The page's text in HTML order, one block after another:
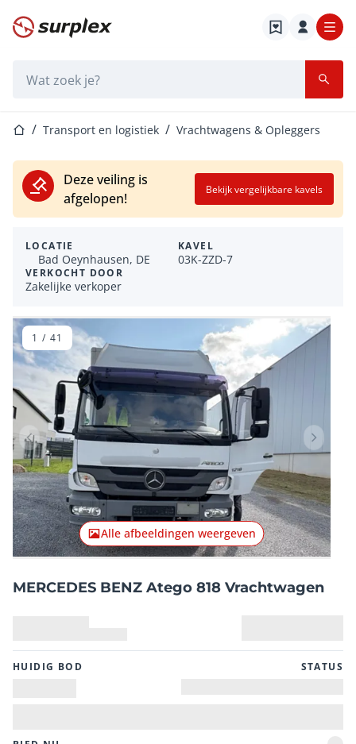
Startpagina
StartpaginaTransport en logistiek Vrachtwagens & Opleggers
Deze veiling is
afgelopen!
Bekijk vergelijkbare kavels
LOCATIE
Bad Oeynhausen, DE
VERKOCHT DOOR
Zakelijke verkoper
KAVEL
03K-ZZD-7
Vorig item
Alle afbeeldingen weergeven
1 / 41
MERCEDES BENZ Atego 818 Vrachtwagen
HUIDIG ​​BOD STATUS